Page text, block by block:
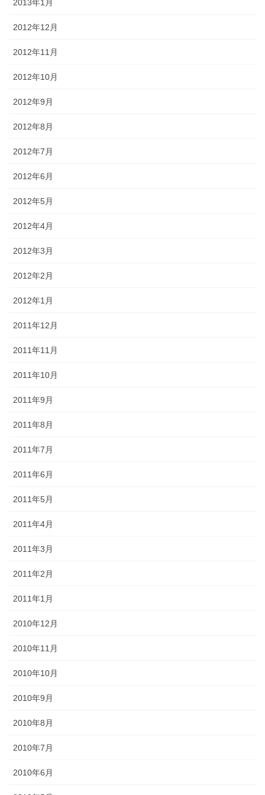
2013年1月
2012年12月
2012年11月
2012年10月
2012年9月
2012年8月
2012年7月
2012年6月
2012年5月
2012年4月
2012年3月
2012年2月
2012年1月
2011年12月
2011年11月
2011年10月
2011年9月
2011年8月
2011年7月
2011年6月
2011年5月
2011年4月
2011年3月
2011年2月
2011年1月
2010年12月
2010年11月
2010年10月
2010年9月
2010年8月
2010年7月
2010年6月